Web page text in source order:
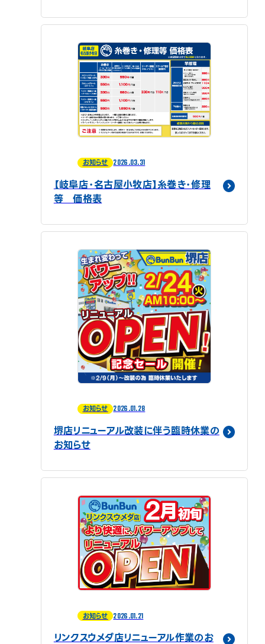
お知らせ 2026.03.31
【岐阜店・名古屋小牧店】糸巻き・修理
等 価格表
お知らせ 2026.01.28
堺店リニューアル改装に伴う臨時休業の
お知らせ
お知らせ 2026.01.21
リンクスウメダ店リニューアル作業のお